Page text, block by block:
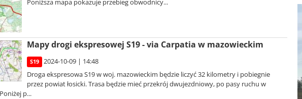
Poniższa mapa pokazuje przebieg obwodnicy...
Mapy drogi ekspresowej S19 - via Carpatia w mazowieckim
S19
2024-10-09 | 14:48
Droga ekspresowa S19 w woj. mazowieckim będzie liczyć 32 kilometry i pobiegnie
przez powiat łosicki. Trasa będzie mieć przekrój dwujezdniowy, po pasy ruchu w
p...